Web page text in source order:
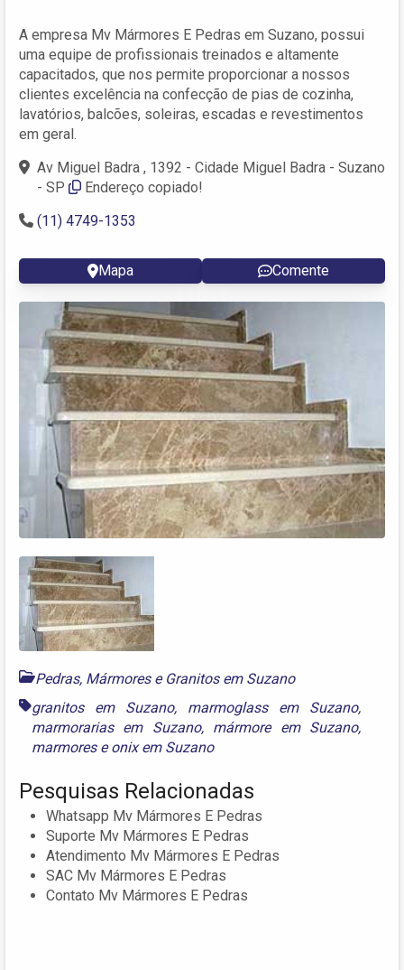
A empresa Mv Mármores E Pedras em Suzano, possui
uma equipe de profissionais treinados e altamente
capacitados, que nos permite proporcionar a nossos
clientes excelência na confecção de pias de cozinha,
lavatórios, balcões, soleiras, escadas e revestimentos
em geral.
Av Miguel Badra , 1392 - Cidade Miguel Badra - Suzano
- SP
Endereço copiado!
(11) 4749-1353
Mapa Comente
Pedras, Mármores e Granitos em Suzano
granitos em Suzano, marmoglass em Suzano,
marmorarias em Suzano, mármore em Suzano,
marmoreseonix em Suzano
Pesquisas Relacionadas
Whatsapp Mv Mármores E Pedras
Suporte Mv Mármores E Pedras
Atendimento Mv Mármores E Pedras
SAC Mv Mármores E Pedras
Contato Mv Mármores E Pedras